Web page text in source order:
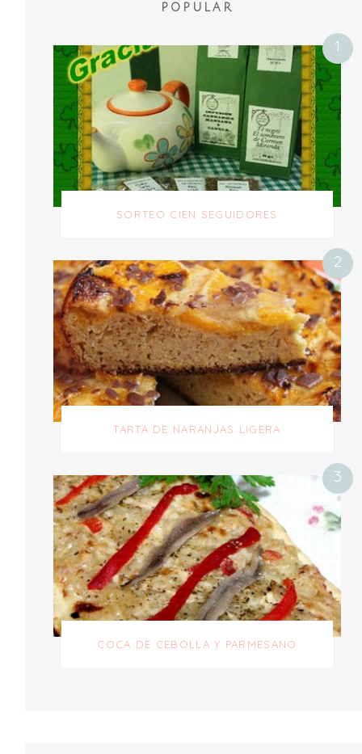
POPULAR
SORTEO CIEN SEGUIDORES
TARTA DE NARANJAS LIGERA
COCA DE CEBOLLA Y PARMESANO